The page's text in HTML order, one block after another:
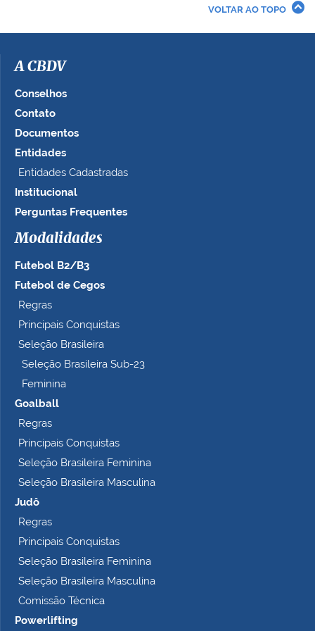
i
a
e
o
t
a
n
o
o
m
e
t
VOLTAR AO TOPO
A CBDV
Conselhos
Contato
Documentos
Entidades
Entidades Cadastradas
Institucional
Perguntas Frequentes
Modalidades
Futebol B2/B3
Futebol de Cegos
Regras
Principais Conquistas
Seleção Brasileira
Seleção Brasileira Sub-23
Feminina
Goalball
Regras
Principais Conquistas
Seleção Brasileira Feminina
Seleção Brasileira Masculina
Judô
Regras
Principais Conquistas
Seleção Brasileira Feminina
Seleção Brasileira Masculina
Comissão Técnica
Powerlifting